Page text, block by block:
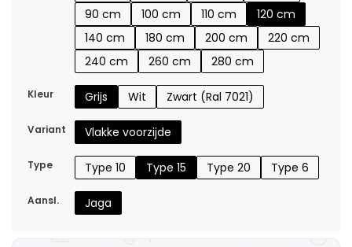
90 cm
100 cm 110 cm
120 cm
140 cm
180 cm 200 cm
220 cm
240 cm
260 cm 280 cm
Kleur Grijs Wit Zwart (Ral 7021)
Variant Vlakke voorzijde
Type Type 10 Type 15 Type 20 Type 6
Aansl. Jaga